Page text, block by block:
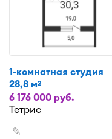
1-комнатная студия
28,8 м2
6 176 000 руб.
Тетрис
✎